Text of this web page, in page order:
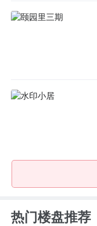
热门楼盘推荐